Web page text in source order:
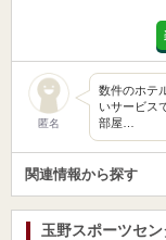
匿名
数件のホテ
いサービス
部屋…
関連情報から探す
玉野スポーツセン